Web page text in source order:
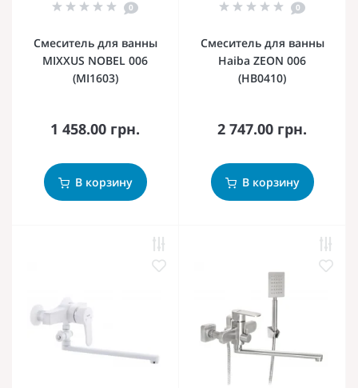
0
Смеситель для ванны
MIXXUS NOBEL 006
(MI1603)
1 458.00 грн.
В корзину
0
Смеситель для ванны
Haiba ZEON 006
(HB0410)
2 747.00 грн.
В корзину